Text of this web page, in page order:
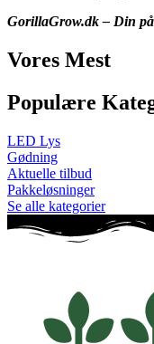
GorillaGrow.dk – Din
Vores Mest
Populære
LED Lys
Gødning
Aktuelle tilbud
Pakkeløsninger
Se alle kategorier